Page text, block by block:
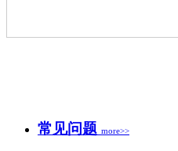
常见问题 more>>